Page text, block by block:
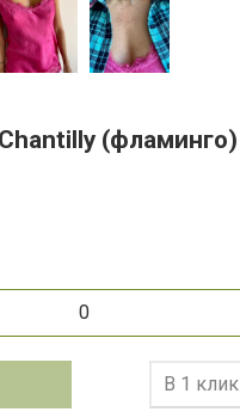
(фламинго)
В 1 клик